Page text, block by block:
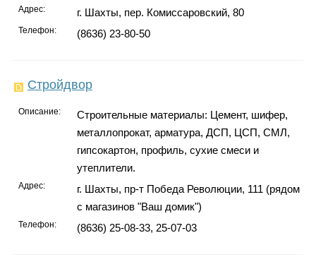
Адрес: г. Шахты, пер. Комиссаровский, 80
Телефон: (8636) 23-80-50
Стройдвор
Описание:
Строительные материалы: Цемент, шифер,
металлопрокат, арматура, ДСП, ЦСП, СМЛ,
гипсокартон, профиль, сухие смеси и
утеплители.
Адрес:
г. Шахты, пр-т Победа Революции, 111 (рядом
с магазинов "Ваш домик")
Телефон: (8636) 25-08-33, 25-07-03